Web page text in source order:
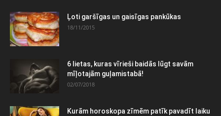
Ļoti garšīgas un gaisīgas pankūkas
18/11/2015
6 lietas, kuras vīrieši baidās lūgt savām
mīļotajām guļamistabā!
02/07/2018
Kurām horoskopa zīmēm patīk pavadīt laiku